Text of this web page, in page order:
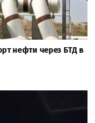
нефти через БТД в